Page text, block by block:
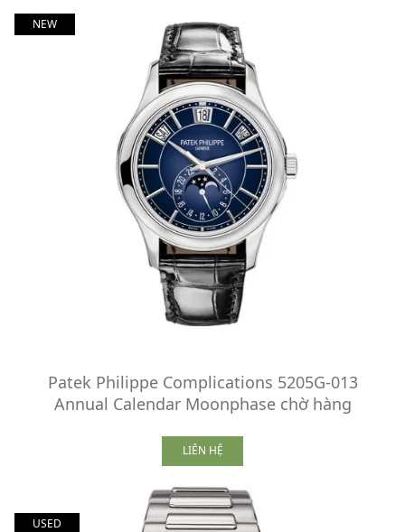
NEW
Patek Philippe Complications 5205G-013
Annual Calendar Moonphase chờ hàng
LIÊN HỆ
USED